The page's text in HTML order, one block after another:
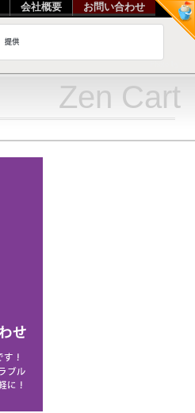
Zen Cart
会社概要 お問い合わせ